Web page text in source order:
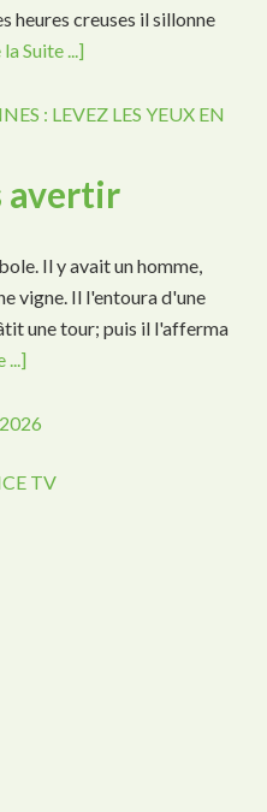
heures creuses il sillonne
Suite ...]
: LEVEZ LES YEUX EN
avertir
Il y avait un homme,
vigne. Il l'entoura d'une
une tour; puis il l'afferma
...]
TV